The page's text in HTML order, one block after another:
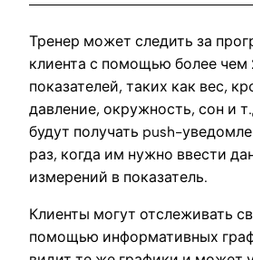
Тренер может следить за
клиента с помощью более чем
показателей, таких как вес,
давление, окружность, сон и
будут получать push-
раз, когда им нужно ввести
измерений в показатель.
Клиенты могут отслеживать
помощью информативных